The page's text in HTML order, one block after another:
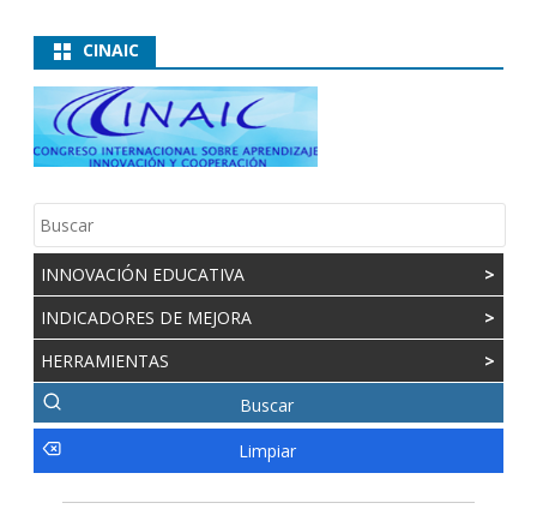
CINAIC
INNOVACIÓN EDUCATIVA
>
INDICADORES DE MEJORA
>
HERRAMIENTAS
>